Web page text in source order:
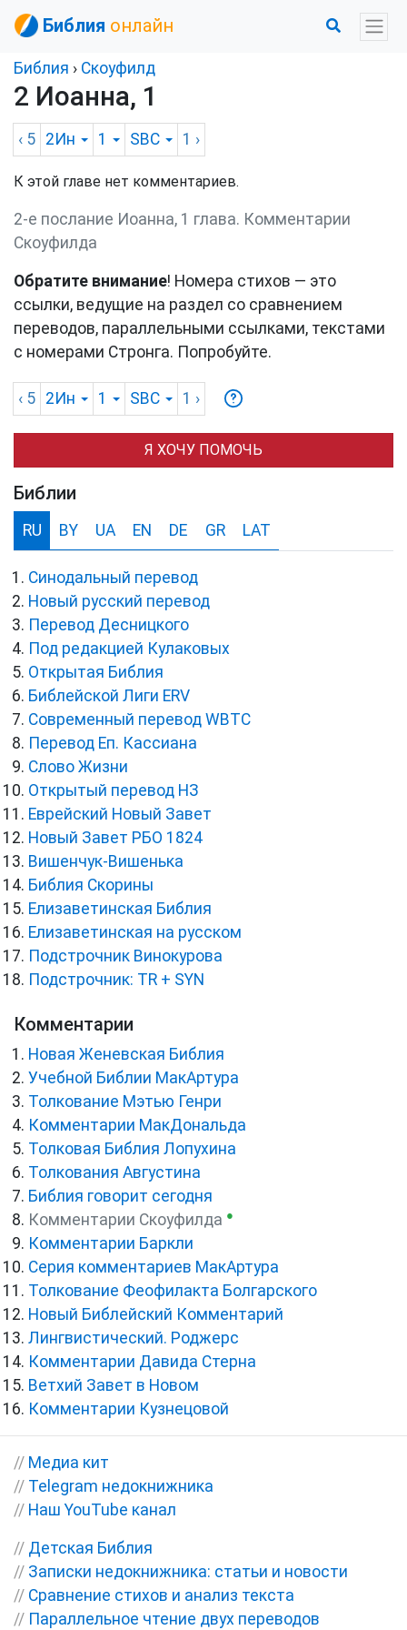
Библия онлайн
Библия › Скоуфилд
2 Иоанна, 1
‹ 5 2Ин 1 SBC 1 ›
К этой главе нет комментариев.
2-е послание Иоанна, 1 глава. Комментарии
Скоуфилда
Обратите внимание! Номера стихов — это
ссылки, ведущие на раздел со сравнением
переводов, параллельными ссылками, текстами
с номерами Стронга. Попробуйте.
‹ 5 2Ин 1 SBC 1 ›
Я ХОЧУ ПОМОЧЬ
Библии
RU BY UA EN DE GR LAT
Синодальный перевод
Новый русский перевод
Перевод Десницкого
Под редакцией Кулаковых
Открытая Библия
Библейской Лиги ERV
Cовременный перевод WBTC
Перевод Еп. Кассиана
Слово Жизни
Открытый перевод НЗ
Еврейский Новый Завет
Новый Завет РБО 1824
Вишенчук-Вишенька
Библия Скорины
Елизаветинская Библия
Елизаветинская на русском
Подстрочник Винокурова
Подстрочник: TR + SYN
Комментарии
Новая Женевская Библия
Учебной Библии МакАртура
Толкование Мэтью Генри
Комментарии МакДональда
Толковая Библия Лопухина
Толкования Августина
Библия говорит сегодня
Комментарии Скоуфилда ●
Комментарии Баркли
Серия комментариев МакАртура
Толкование Феофилакта Болгарского
Новый Библейский Комментарий
Лингвистический. Роджерс
Комментарии Давида Стерна
Ветхий Завет в Новом
Комментарии Кузнецовой
// Медиа кит
// Telegram недокнижника
// Наш YouTube канал
// Детская Библия
// Записки недокнижника: статьи и новости
// Сравнение стихов и анализ текста
// Параллельное чтение двух переводов